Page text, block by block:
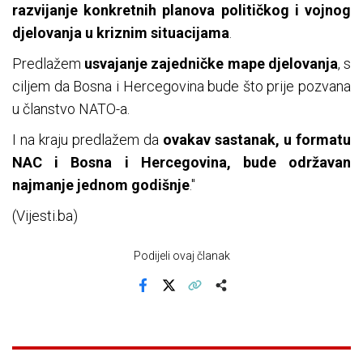
razvijanje konkretnih planova političkog i vojnog
djelovanja u kriznim situacijama
Predlažem usvajanje zajedničke mape djelovanja, s
ciljem da Bosna i Hercegovina bude što prije pozvana
u članstvo NATO-a.
I na kraju predlažem da ovakav sastanak, u formatu
NAC i Bosna i Hercegovina, bude održavan
najmanje jednom godišnje."
(Vijesti.ba)
Podijeli ovaj članak
Facebook